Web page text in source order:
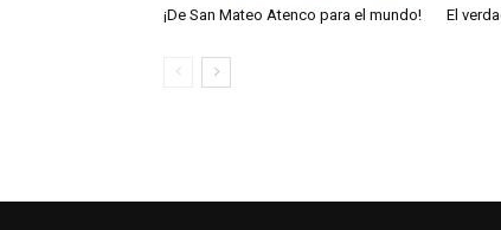
¡De San Mateo Atenco para el mundo! El